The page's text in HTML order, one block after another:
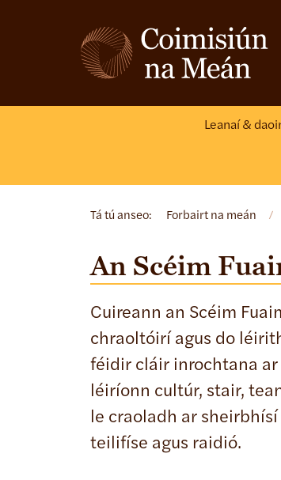
Leanaí &
Tá tú anseo: Forbairt na meán /
An Scéim
Cuireann an Scéim
chraoltóirí agus do
féidir cláir inrochtana
léiríonn cultúr, stair,
le craoladh ar
teilifíse agus raidió.